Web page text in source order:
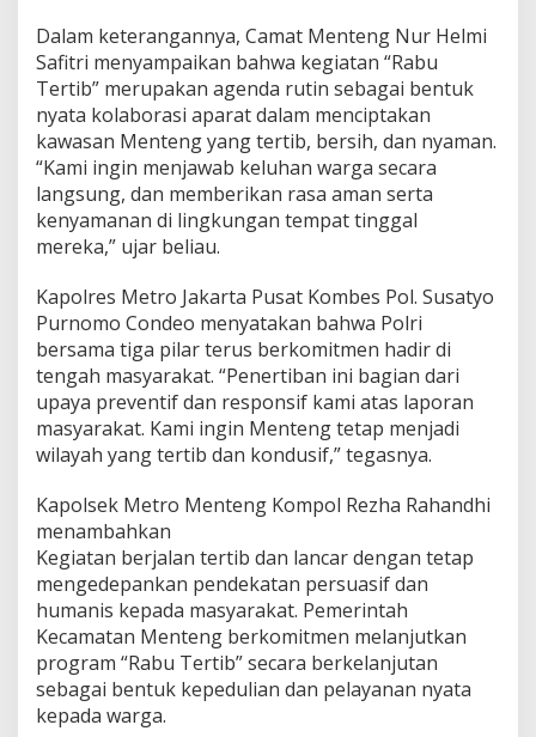
Dalam keterangannya, Camat Menteng Nur Helmi
Safitri menyampaikan bahwa kegiatan “Rabu
Tertib” merupakan agenda rutin sebagai bentuk
nyata kolaborasi aparat dalam menciptakan
kawasan Menteng yang tertib, bersih, dan nyaman.
“Kami ingin menjawab keluhan warga secara
langsung, dan memberikan rasa aman serta
kenyamanan di lingkungan tempat tinggal
mereka,” ujar beliau.
Kapolres Metro Jakarta Pusat Kombes Pol. Susatyo
Purnomo Condeo menyatakan bahwa Polri
bersama tiga pilar terus berkomitmen hadir di
tengah masyarakat. “Penertiban ini bagian dari
upaya preventif dan responsif kami atas laporan
masyarakat. Kami ingin Menteng tetap menjadi
wilayah yang tertib dan kondusif,” tegasnya.
Kapolsek Metro Menteng Kompol Rezha Rahandhi
menambahkan
Kegiatan berjalan tertib dan lancar dengan tetap
mengedepankan pendekatan persuasif dan
humanis kepada masyarakat. Pemerintah
Kecamatan Menteng berkomitmen melanjutkan
program “Rabu Tertib” secara berkelanjutan
sebagai bentuk kepedulian dan pelayanan nyata
kepada warga.